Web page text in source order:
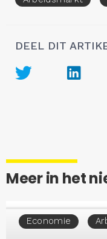
DEEL DIT
Meer in het
Economie